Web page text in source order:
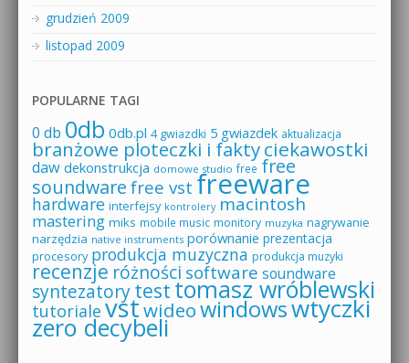
grudzień 2009
listopad 2009
POPULARNE TAGI
0 db 0db 0db.pl 4 gwiazdki 5 gwiazdek aktualizacja
branżowe ploteczki i faktyciekawostki
daw dekonstrukcja domowe studio free free
soundware free vst freeware
hardware interfejsy kontrolery macintosh
mastering miks mobile music monitory muzyka nagrywanie
narzędzia native instruments porównanie prezentacja
procesory produkcja muzyczna produkcja muzyki
recenzje różności software soundware
syntezatorytesttomasz wróblewski
tutoriale vstwideowindowswtyczki
zero decybeli